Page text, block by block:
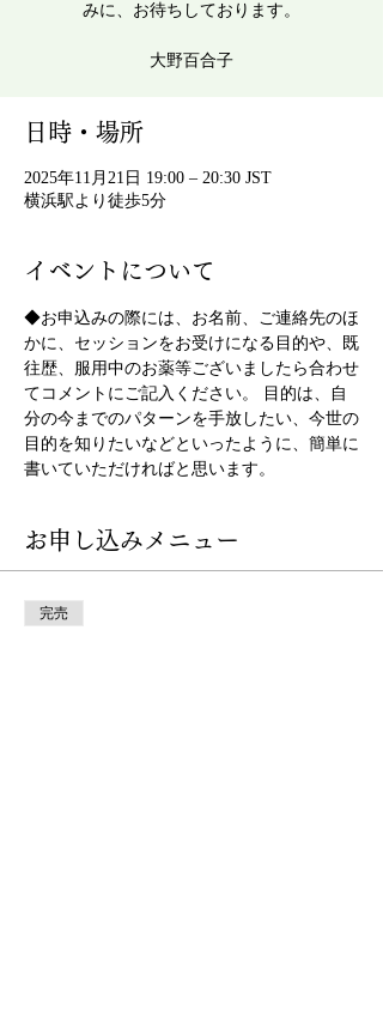
みに、お待ちしております。
大野百合子
日時・場所
2025年11月21日 19:00 – 20:30 JST
横浜駅より徒歩5分
イベントについて
◆お申込みの際には、お名前、ご連絡先のほ
かに、セッションをお受けになる目的や、既
往歴、服用中のお薬等ございましたら合わせ
てコメントにご記入ください。 目的は、自
分の今までのパターンを手放したい、今世の
目的を知りたいなどといったように、簡単に
書いていただければと思います。
お申し込みメニュー
完売